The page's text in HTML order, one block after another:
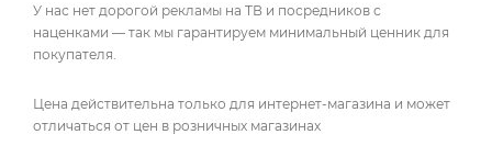
У нас нет дорогой рекламы на ТВ и посредников с
наценками — так мы гарантируем минимальный ценник для
покупателя.
Цена действительна только для интернет-магазина и может
отличаться от цен в розничных магазинах